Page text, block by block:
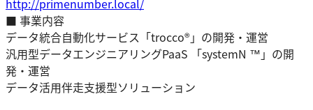
http://primenumber.local/
■ 事業内容
データ統合自動化サービス「trocco®」の開発・運営
汎用型データエンジニアリングPaaS 「systemN ™」の開
発・運営
データ活用伴走支援型ソリューション